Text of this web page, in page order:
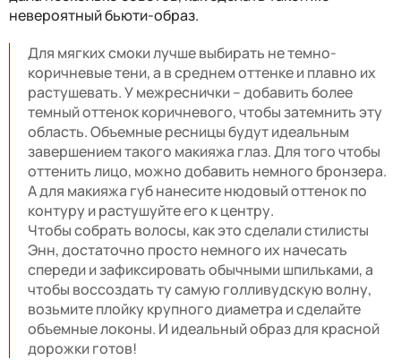
невероятный бьюти-образ.
Для мягких смоки лучше выбирать не темно-
коричневые тени, а в среднем оттенке и плавно их
растушевать. У межреснички – добавить более
темный оттенок коричневого, чтобы затемнить эту
область. Объемные ресницы будут идеальным
завершением такого макияжа глаз. Для того чтобы
оттенить лицо, можно добавить немного бронзера.
А для макияжа губ нанесите нюдовый оттенок по
контуру и растушуйте его к центру.
Чтобы собрать волосы, как это сделали стилисты
Энн, достаточно просто немного их начесать
спереди и зафиксировать обычными шпильками, а
чтобы воссоздать ту самую голливудскую волну,
возьмите плойку крупного диаметра и сделайте
объемные локоны. И идеальный образ для красной
дорожки готов!